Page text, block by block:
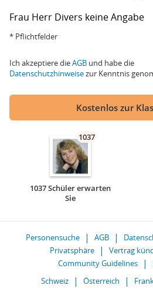
Frau Herr Divers keine Angabe
* Pflichtfelder
Ich akzeptiere dieAGB und habe die
Datenschutzhinweisezur Kenntnis
Kostenlos zur
1037
1037 Schüler erwarten
Sie
Personensuche AGB
Privatsphäre
Vertrag
Community Guidelines
Schweiz
Österreich